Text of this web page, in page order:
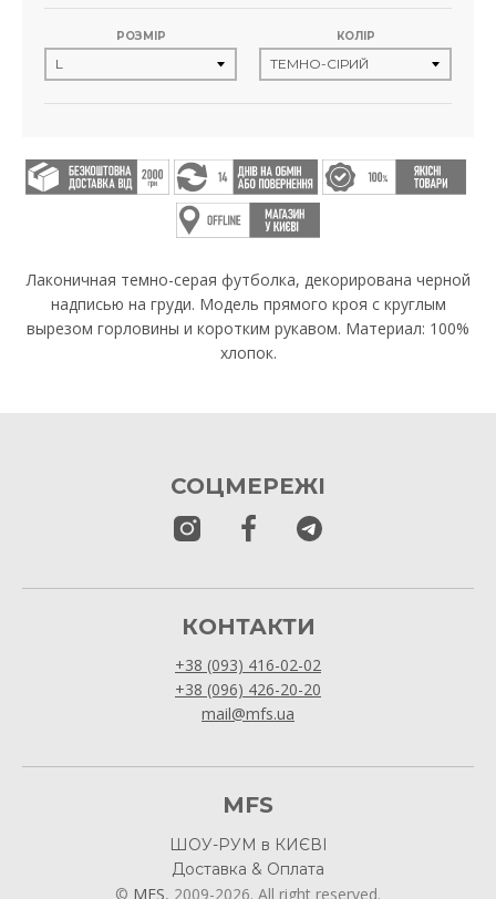
РОЗМІР КОЛІР
Лаконичная темно-серая футболка, декорирована черной
надписью на груди. Модель прямого кроя с круглым
вырезом горловины и коротким рукавом. Материал: 100%
хлопок.
СОЦМЕРЕЖІ
КОНТАКТИ
+38 (093) 416-02-02
+38 (096) 426-20-20
mail@mfs.ua
MFS
ШОУ-РУМ в КИЄВІ
Доставка & Оплата
© MFS, 2009-2026. All right reserved.